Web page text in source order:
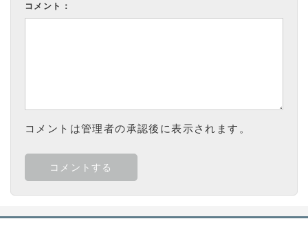
コメント：
コメントは管理者の承認後に表示されます。